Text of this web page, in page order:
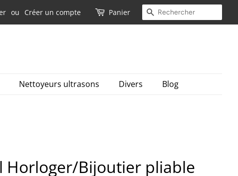
ou Créer un compte Panier Recherche
Nettoyeurs ultrasons Divers Blog
Horloger/Bijoutier pliable